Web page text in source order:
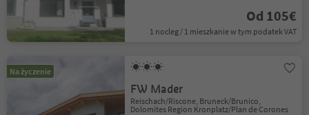
Od 105€
1 nocleg / 1 mieszkanie w tym podatek VAT
Na życzenie
FW Mader
Reischach/Riscone, Bruneck/Brunico,
Dolomites Region Kronplatz/Plan de Corones